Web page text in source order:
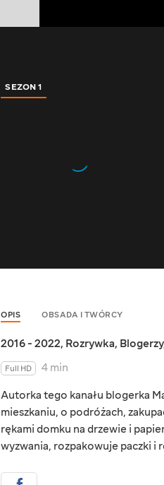
SEZON 1
OPIS OBSADA I TWÓRCY
2016 - 2022, Rozrywka, Blogerzy
Full HD
4 min
Autorka tego kanału blogerka
mieszkaniu, o podróżach,
rękami domku na drzewie i
wyzwania, rozpakowuje paczki i